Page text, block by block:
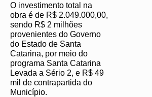
O investimento total na
obra é de R$ 2.049.000,00,
sendo R$ 2 milhões
provenientes do Governo
do Estado de Santa
Catarina, por meio do
programa Santa Catarina
Levada a Sério 2, e R$ 49
mil de contrapartida do
Município.